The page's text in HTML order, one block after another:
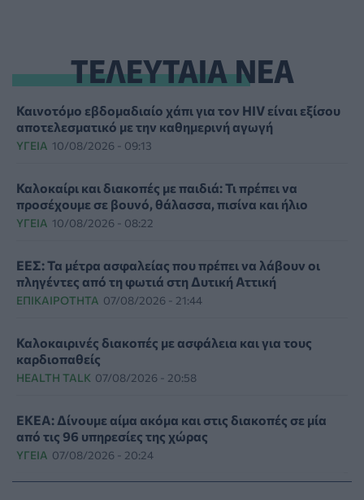
ΤΕΛΕΥΤΑΙΑ ΝΕΑ
Καινοτόμο εβδομαδιαίο χάπι για τον HIV είναι εξίσου
αποτελεσματικό με την καθημερινή αγωγή
ΥΓΕΊΑ 10/08/2026 - 09:13
Καλοκαίρι και διακοπές με παιδιά: Τι πρέπει να
προσέχουμε σε βουνό, θάλασσα, πισίνα και ήλιο
ΥΓΕΊΑ 10/08/2026 - 08:22
ΕΕΣ: Τα μέτρα ασφαλείας που πρέπει να λάβουν οι
πληγέντες από τη φωτιά στη Δυτική Αττική
ΕΠΙΚΑΙΡΌΤΗΤΑ 07/08/2026 - 21:44
Καλοκαιρινές διακοπές με ασφάλεια και για τους
καρδιοπαθείς
HEALTH TALK 07/08/2026 - 20:58
ΕΚΕΑ: Δίνουμε αίμα ακόμα και στις διακοπές σε μία
από τις 96 υπηρεσίες της χώρας
ΥΓΕΊΑ 07/08/2026 - 20:24